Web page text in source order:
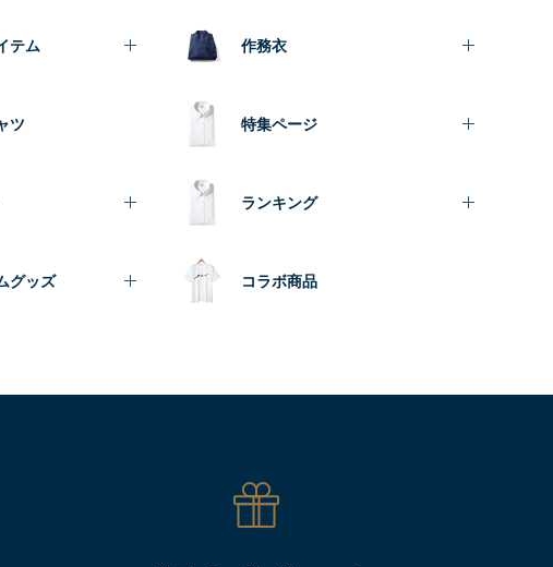
テム
ツ
グッズ
作務衣
特集ページ
ランキング
コラボ商品